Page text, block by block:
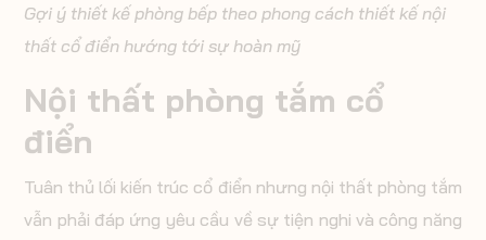
Gợi ý thiết kế phòng bếp theo phong cách thiết kế nội
thất cổ điển hướng tới sự hoàn mỹ
Nội thất phòng tắm cổ
điển
Tuân thủ lối kiến trúc cổ điển nhưng nội thất phòng tắm
vẫn phải đáp ứng yêu cầu về sự tiện nghi và công năng